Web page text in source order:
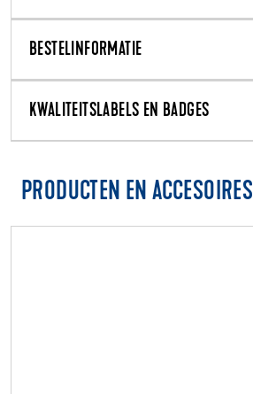
BESTELINFORMATIE
KWALITEITSLABELS EN BADGES
PRODUCTEN EN ACCESOIRES